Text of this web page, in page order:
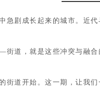
急剧成长起来的城市。近
道，就是这些冲突与融合
街道开始。 这一期，让我们